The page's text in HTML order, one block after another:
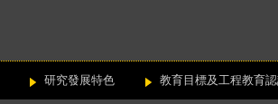
研究發展特色 教育目標及工程教育認